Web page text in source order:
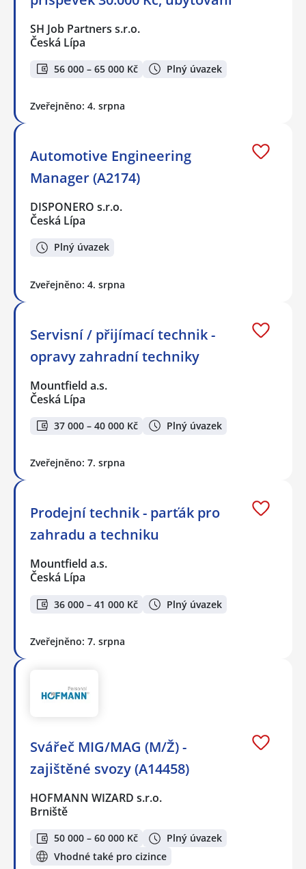
SH Job Partners s.r.o.
Česká Lípa
56 000 – 65 000 Kč Plný úvazek
Zveřejněno: 4. srpna
Automotive Engineering
Manager (A2174)
DISPONERO s.r.o.
Česká Lípa
Plný úvazek
Zveřejněno: 4. srpna
Servisní / přijímací technik -
opravy zahradní techniky
Mountfield a.s.
Česká Lípa
37 000 – 40 000 Kč Plný úvazek
Zveřejněno: 7. srpna
Prodejní technik - parťák pro
zahradu a techniku
Mountfield a.s.
Česká Lípa
36 000 – 41 000 Kč Plný úvazek
Zveřejněno: 7. srpna
Svářeč MIG/MAG (M/Ž) -
zajištěné svozy (A14458)
HOFMANN WIZARD s.r.o.
Brniště
50 000 – 60 000 Kč
Plný úvazek
Vhodné také pro cizince